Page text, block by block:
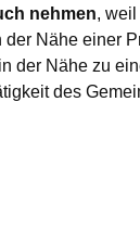
nehmen,
Nähe einer
der Nähe zu
des